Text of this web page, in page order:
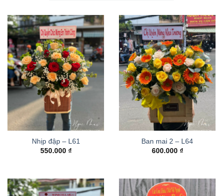
Nhịp đập – L61
550.000 ₫
Ban mai 2 – L64
600.000 ₫